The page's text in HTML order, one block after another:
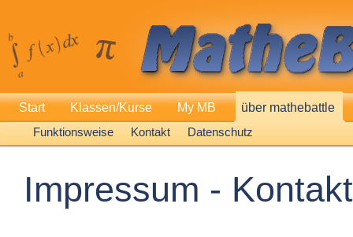
Start Klassen/Kurse My MB
über mathebattle
Funktionsweise
Kontakt Datenschutz
Impressum - Kontakt